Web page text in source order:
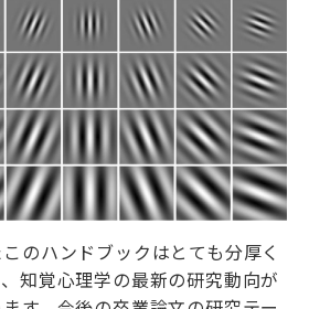
のハンドブックはとても分厚く
知覚心理学の最新の研究動向が